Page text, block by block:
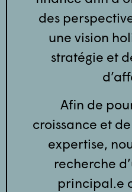
des
une vision
stratégie et
Afin de
croissance et
expertise,
recherche
principal.e